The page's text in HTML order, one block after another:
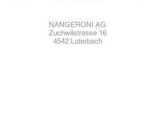
NANGERONI AG
Zuchwilstrasse 16
4542 Luterbach